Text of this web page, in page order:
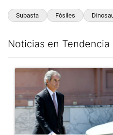
Subasta Fósiles
Noticias en Tendencia
Un artículo de tendencia con